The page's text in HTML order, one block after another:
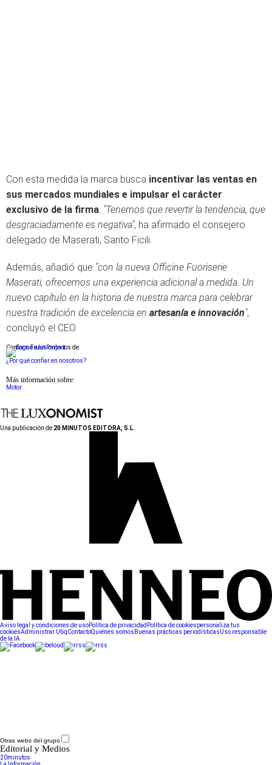
Con esta medida la marca busca incentivar las ventas en
sus mercados mundiales e impulsar el carácter
exclusivo de la firma. "Tenemos que revertir la tendencia, que
desgraciadamente es negativa", ha afirmado el consejero
delegado de Maserati, Santo Ficili.
Además, añadió que "con la nueva Officine Fuoriserie
Maserati, ofrecemos una experiencia adicional a medida. Un
nuevo capítulo en la historia de nuestra marca para celebrar
nuestra tradición de excelencia en artesanía e innovación",
concluyó el CEO.
Conforme a los criterios de
¿Por qué confiar en nosotros?
Más información sobre:
Motor
Una publicación de:20 MINUTOS EDITORA, S.L.
Aviso legal y condiciones de usoPolítica de privacidad Política de cookiespersonaliza tus
cookiesAdministrar UtiqContactoQuiénes somos Buenas prácticas periodísticasUso responsable
de la IA
Otras webs del grupo
Editorial y Medios
20minutos